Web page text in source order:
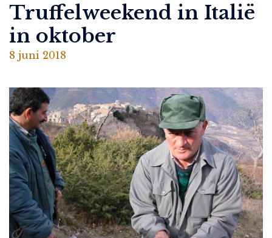
Truffelweekend in Italië
in oktober
8 juni 2018